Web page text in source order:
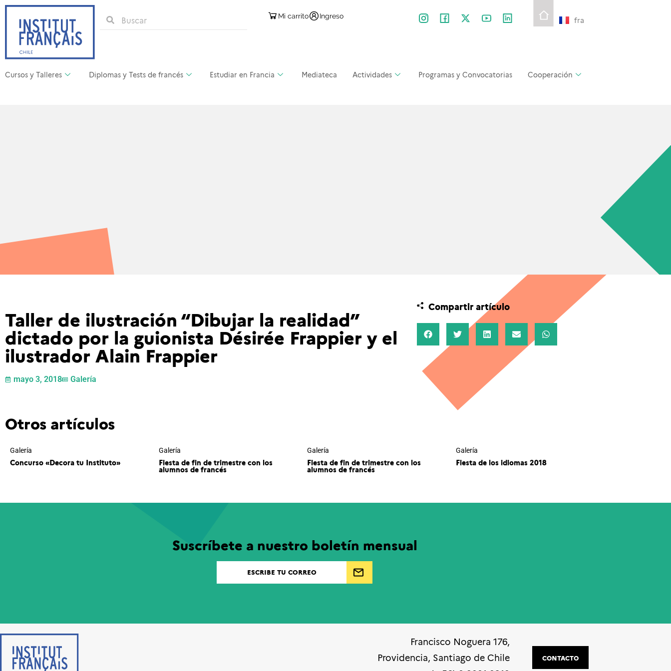
Mi carrito Ingreso fra
Cursos y Talleres Diplomas y Tests de francés Estudiar en Francia Mediateca Actividades Programas y Convocatorias Cooperación
Taller de ilustración “Dibujar la realidad”
dictado por la guionista Désirée Frappier y el
ilustrador Alain Frappier
mayo 3, 2018 Galería
Compartir artículo
Otros artículos
Galería
Concurso «Decora tu Instituto»
Galería
Fiesta de fin de trimestre con los
alumnos de francés
Galería
Fiesta de fin de trimestre con los
alumnos de francés
Galería
Fiesta de los idiomas 2018
Suscríbete a nuestro boletín mensual
Francisco Noguera 176,
Providencia, Santiago de Chile
CONTACTO